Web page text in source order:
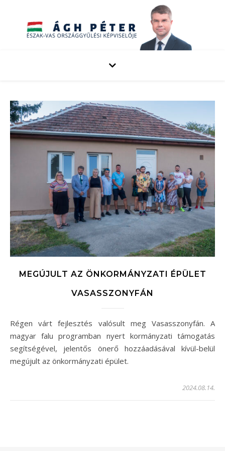
MEGÚJULT AZ ÖNKORMÁNYZATI ÉPÜLET
VASASSZONYFÁN
Régen várt fejlesztés valósult meg Vasasszonyfán. A
magyar falu programban nyert kormányzati támogatás
segítségével, jelentős önerő hozzáadásával kívül-belül
megújult az önkormányzati épület.
2024.08.14.